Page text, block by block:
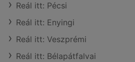
Reál itt: Pécsi
Reál itt: Enyingi
Reál itt: Veszprémi
Reál itt: Bélapátfalvai